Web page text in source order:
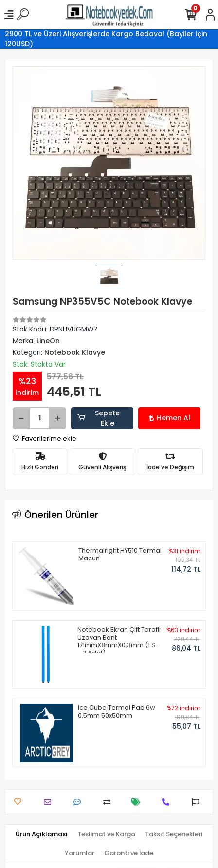
2900 TL ve Üzeri Alışverişlerde Kargo Bedava! (Bayiler için
120USD)
0
Samsung NP355V5C Notebook Klavye
Stok Kodu: DPNUVUGMWZ
Marka: LineOn
Kategori: Notebook Klavye
Stok: Stokta Var
%23
indirim
577,56 TL
445,51 TL
Sepete
Ekle
Hemen Al
Favorilerime ekle
Hızlı Gönderi Güvenli Alışveriş İade ve Değişim
Önerilen Ürünler
Thermalright HY510 Termal
Macun
%31 indirim
166,34 TL
114,72 TL
Notebook Ekran Çift Taraflı
Uzayan Bant
171mmX8mmX0.3mm (1 Set
- 2 Adet)
%63 indirim
229,44 TL
86,04 TL
Ice Cube Termal Pad 6w
0.5mm 50x50mm
%72 indirim
199,84 TL
55,07 TL
Ürün Açıklaması Teslimat ve Kargo Taksit Seçenekleri
Yorumlar Garanti ve İade